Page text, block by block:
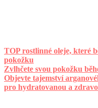
TOP rostlinné oleje, které
pokožku
Zvlhčete svou pokožku
Objevte tajemství
pro hydratovanou a